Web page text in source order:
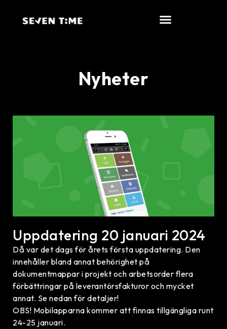
Nyheter
Uppdatering 20 januari 2024
Då var det dags för årets första uppdatering. Den
innehåller bland annat behörighet på
dokumentmappar i projekt och arbetsorder flera
förbättringar på leverantörsfakturor och mycket
annat. Se nedan för detaljer!
OBS! Mobilapparna kommer att finnas tillgängliga runt
24-25 januari.